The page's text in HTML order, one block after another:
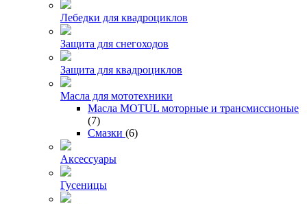
Лебедки для квадроциклов
Защита для снегоходов
Защита для квадроциклов
Масла для мототехники
Масла MOTUL моторные и трансмиссионые
(7)
Смазки (6)
Аксессуары
Гусеницы